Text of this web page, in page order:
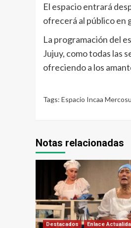
El espacio entrará
ofrecerá al público en
La programación del
Jujuy, como todas las
ofreciendo a los
Tags: Espacio Incaa
Notas relacionadas
Destacados
Enlace